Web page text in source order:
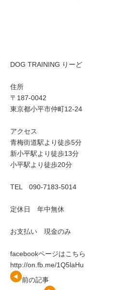
DOG TRAINING りーど
住所
〒187-0042
東京都小平市仲町12-24
アクセス
青梅街道駅より徒歩5分
新小平駅より徒歩13分
小平駅より徒歩20分
TEL 090-7183-5014
定休日 年中無休
お支払い 現金のみ
facebookページはこちら
http://on.fb.me/1Q5laHu
前の記事